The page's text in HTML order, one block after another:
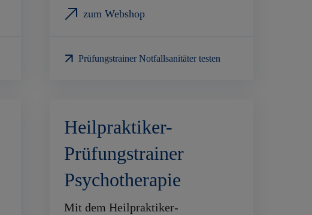
zum Webshop
Prüfungstrainer Notfallsanitäter testen
Heilpraktiker-
Prüfungstrainer
Psychotherapie
Mit dem Heilpraktiker-